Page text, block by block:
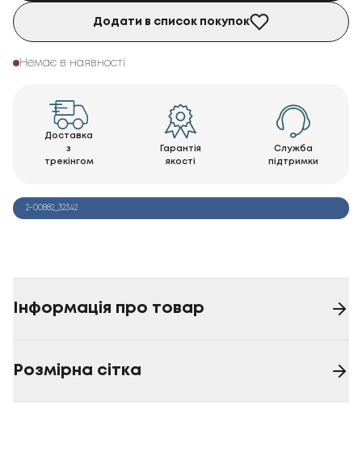
Додати в список покупок
Немає в наявності
Доставка
з
трекінгом
Гарантія
якості
Служба
підтримки
2-00882_32342
Інформація про товар
Розмірна сітка